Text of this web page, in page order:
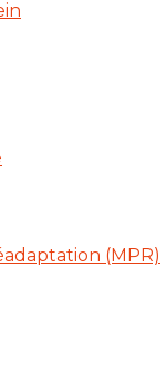
(MPR)